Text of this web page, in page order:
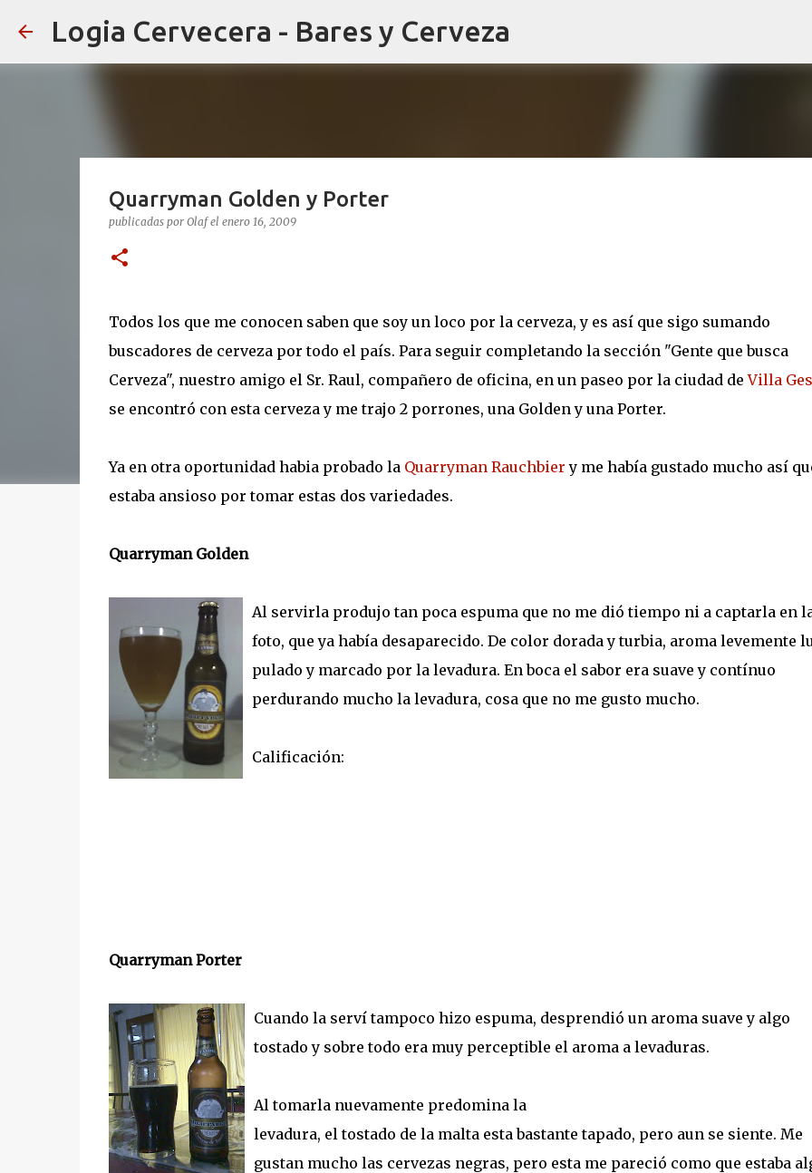
Logia Cervecera - Bares y Cerveza
Quarryman Golden y Porter
publicadas por Olaf el enero 16, 2009
Todos los que me conocen saben que soy un loco por la cerveza, y es así que sigo sumando
buscadores de cerveza por todo el país. Para seguir completando la sección "Gente que busca
Cerveza", nuestro amigo el Sr. Raul, compañero de oficina, en un paseo por la ciudad deVilla
se encontró con esta cerveza y me trajo 2 porrones, una Golden y una Porter.
Ya en otra oportunidad habia probado la Quarryman Rauchbier y me había gustado mucho así
estaba ansioso por tomar estas dos variedades.
Quarryman Golden
Al servirla produjo tan poca espuma que no me dió tiempo ni a captarla en
foto, que ya había desaparecido. De color dorada y turbia, aroma levemente
pulado y marcado por la levadura. En boca el sabor era suave y contínuo
perdurando mucho la levadura, cosa que no me gusto mucho.
Calificación:
Quarryman Porter
Cuando la serví tampoco hizo espuma, desprendió un aroma suave y algo
tostado y sobre todo era muy perceptible el aroma a levaduras.
Al tomarla nuevamente predomina la
levadura, el tostado de la malta esta bastante tapado, pero aun se siente. Me
gustan mucho las cervezas negras, pero esta me pareció como que estaba